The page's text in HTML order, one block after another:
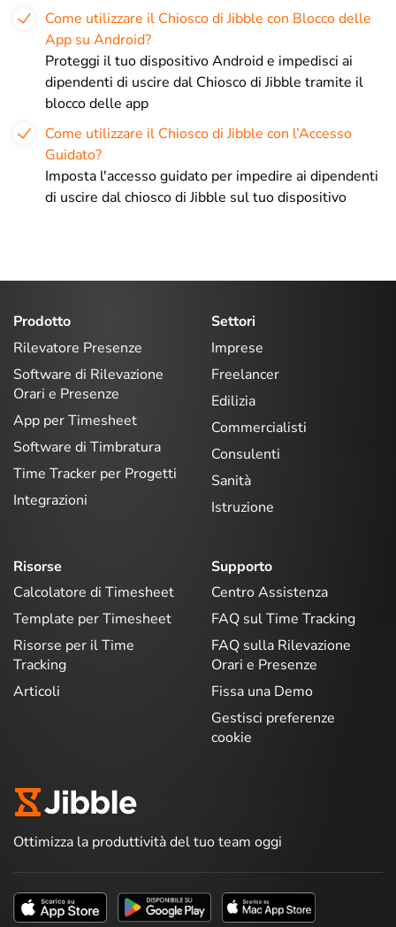
Come utilizzare il Chiosco di Jibble con Blocco delle
App su Android?
Proteggi il tuo dispositivo Android e impedisci ai
dipendenti di uscire dal Chiosco di Jibble tramite il
blocco delle app
Come utilizzare il Chiosco di Jibble con l’Accesso
Guidato?
Imposta l'accesso guidato per impedire ai dipendenti
di uscire dal chiosco di Jibble sul tuo dispositivo
Prodotto
Rilevatore Presenze
Software di Rilevazione
Orari e Presenze
App per Timesheet
Software di Timbratura
Time Tracker per Progetti
Integrazioni
Settori
Imprese
Freelancer
Edilizia
Commercialisti
Consulenti
Sanità
Istruzione
Risorse
Calcolatore di Timesheet
Template per Timesheet
Risorse per il Time
Tracking
Articoli
Supporto
Centro Assistenza
FAQ sul Time Tracking
FAQ sulla Rilevazione
Orari e Presenze
Fissa una Demo
Gestisci preferenze
cookie
Ottimizza la produttività del tuo team oggi